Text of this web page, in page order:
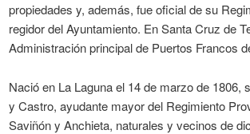
propiedades y, además, fue oficial de su
regidor del Ayuntamiento. En Santa Cruz de
Administración principal de Puertos Francos
Nació en La Laguna el 14 de marzo de
y Castro, ayudante mayor del Regimiento
Saviñón y Anchieta, naturales y vecinos de